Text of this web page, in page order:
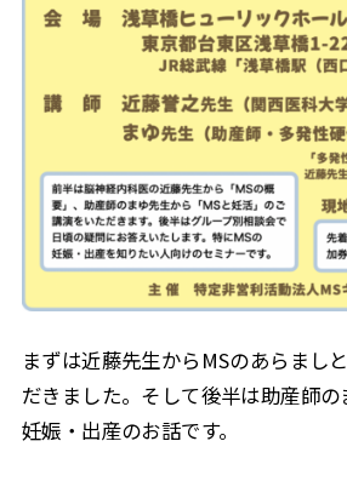
まずは近藤先生からMSのあらまし
だきました。そして後半は助産師
妊娠・出産のお話です。